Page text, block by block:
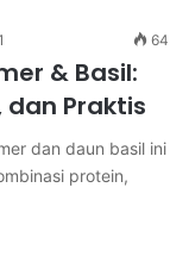
64
& Basil:
dan Praktis
dan daun basil ini
protein,